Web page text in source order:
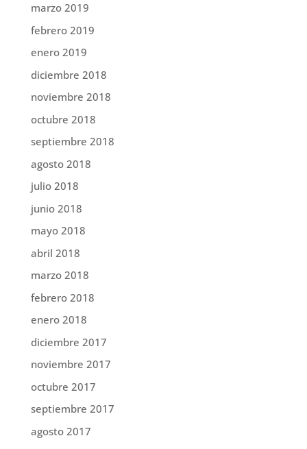
marzo 2019
febrero 2019
enero 2019
diciembre 2018
noviembre 2018
octubre 2018
septiembre 2018
agosto 2018
julio 2018
junio 2018
mayo 2018
abril 2018
marzo 2018
febrero 2018
enero 2018
diciembre 2017
noviembre 2017
octubre 2017
septiembre 2017
agosto 2017